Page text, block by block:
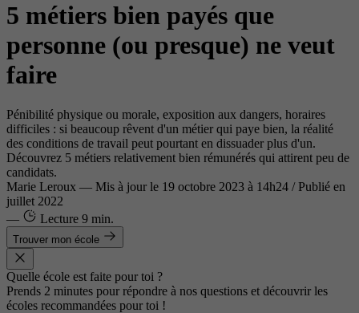
5 métiers bien payés que
personne (ou presque) ne veut
faire
Pénibilité physique ou morale, exposition aux dangers, horaires
difficiles : si beaucoup rêvent d'un métier qui paye bien, la réalité
des conditions de travail peut pourtant en dissuader plus d'un.
Découvrez 5 métiers relativement bien rémunérés qui attirent peu de
candidats.
Marie Leroux — Mis à jour le 19 octobre 2023 à 14h24 / Publié en
juillet 2022
—
Lecture 9 min.
Trouver mon école
Quelle école est faite pour toi ?
Prends 2 minutes pour répondre à nos questions et découvrir les
écoles recommandées pour toi !